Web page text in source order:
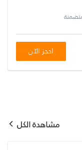
احجز الآن
مشاهدة الكل